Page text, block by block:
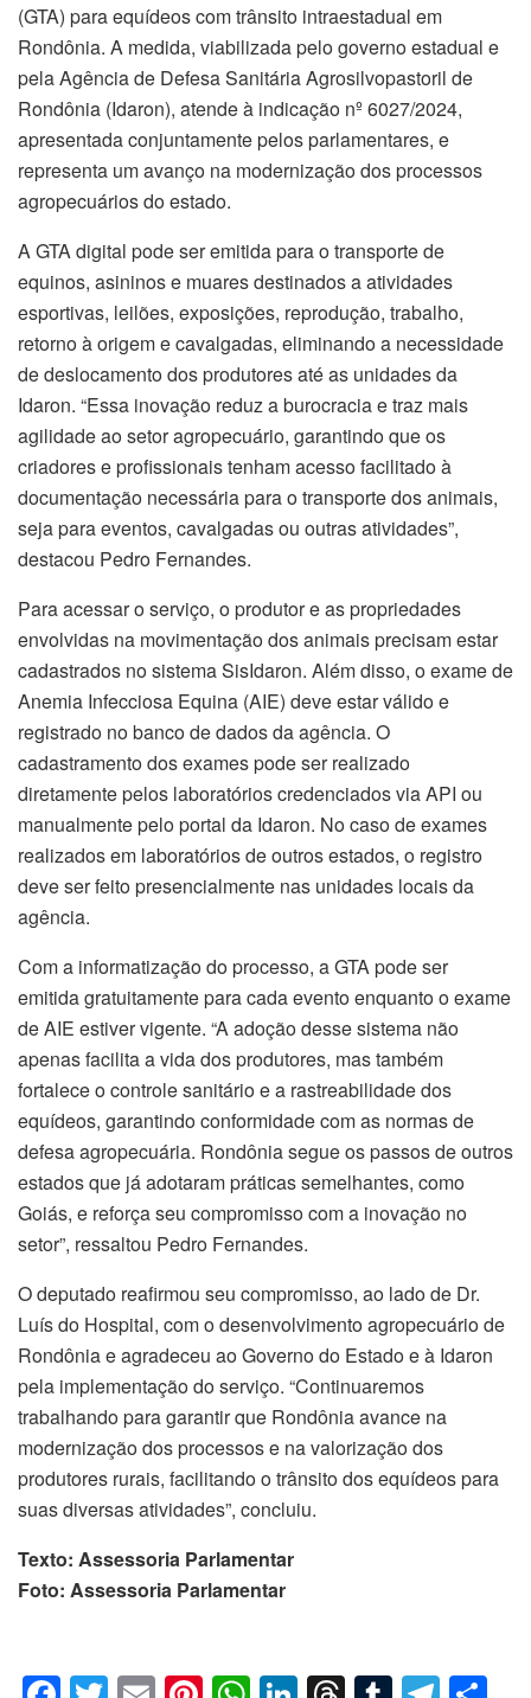
(GTA) para equídeos com trânsito intraestadual em
Rondônia. A medida, viabilizada pelo governo estadual e
pela Agência de Defesa Sanitária Agrosilvopastoril de
Rondônia (Idaron), atende à indicação nº 6027/2024,
apresentada conjuntamente pelos parlamentares, e
representa um avanço na modernização dos processos
agropecuários do estado.
A GTA digital pode ser emitida para o transporte de
equinos, asininos e muares destinados a atividades
esportivas, leilões, exposições, reprodução, trabalho,
retorno à origem e cavalgadas, eliminando a necessidade
de deslocamento dos produtores até as unidades da
Idaron. “Essa inovação reduz a burocracia e traz mais
agilidade ao setor agropecuário, garantindo que os
criadores e profissionais tenham acesso facilitado à
documentação necessária para o transporte dos animais,
seja para eventos, cavalgadas ou outras atividades”,
destacou Pedro Fernandes.
Para acessar o serviço, o produtor e as propriedades
envolvidas na movimentação dos animais precisam estar
cadastrados no sistema SisIdaron. Além disso, o exame de
Anemia Infecciosa Equina (AIE) deve estar válido e
registrado no banco de dados da agência. O
cadastramento dos exames pode ser realizado
diretamente pelos laboratórios credenciados via API ou
manualmente pelo portal da Idaron. No caso de exames
realizados em laboratórios de outros estados, o registro
deve ser feito presencialmente nas unidades locais da
agência.
Com a informatização do processo, a GTA pode ser
emitida gratuitamente para cada evento enquanto o exame
de AIE estiver vigente. “A adoção desse sistema não
apenas facilita a vida dos produtores, mas também
fortalece o controle sanitário e a rastreabilidade dos
equídeos, garantindo conformidade com as normas de
defesa agropecuária. Rondônia segue os passos de outros
estados que já adotaram práticas semelhantes, como
Goiás, e reforça seu compromisso com a inovação no
setor”, ressaltou Pedro Fernandes.
O deputado reafirmou seu compromisso, ao lado de Dr.
Luís do Hospital, com o desenvolvimento agropecuário de
Rondônia e agradeceu ao Governo do Estado e à Idaron
pela implementação do serviço. “Continuaremos
trabalhando para garantir que Rondônia avance na
modernização dos processos e na valorização dos
produtores rurais, facilitando o trânsito dos equídeos para
suas diversas atividades”, concluiu.
Texto: Assessoria Parlamentar
Foto: Assessoria Parlamentar